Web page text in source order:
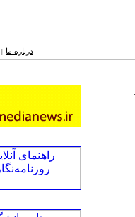
درباره ما